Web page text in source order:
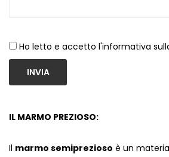
Ho letto e accetto l'informativa
INVIA
IL MARMO PREZIOSO:
Il marmo semiprezioso è un